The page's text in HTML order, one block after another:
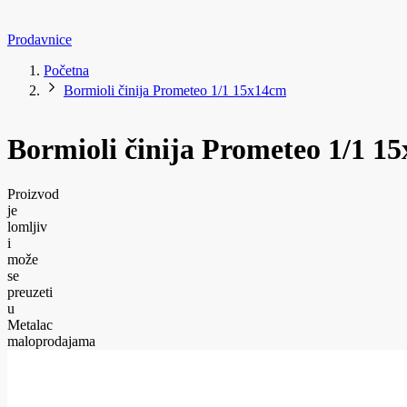
Prodavnice
Početna
Bormioli činija Prometeo 1/1 15x14cm
Bormioli činija Prometeo 1/1
Proizvod
je
lomljiv
i
može
se
preuzeti
u
Metalac
maloprodajama